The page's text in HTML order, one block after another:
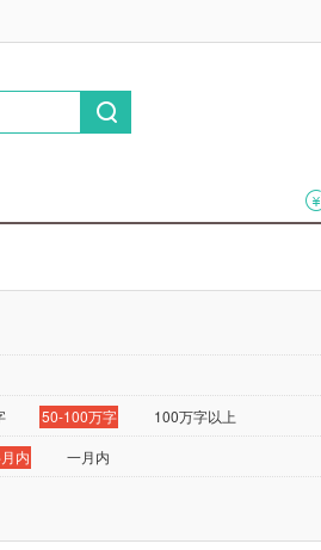
50-100万字
100万字以上
内
一月内